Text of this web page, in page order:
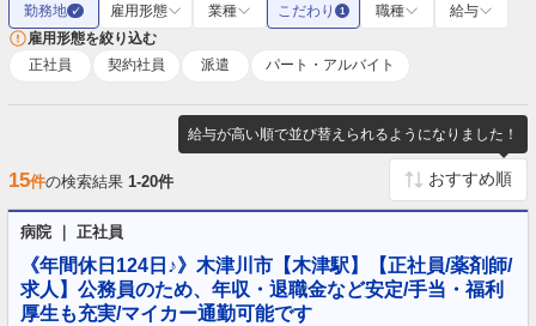
勤務地 ✓ 雇用形態 業種 こだわり 1 職種
給与
雇用形態を絞り込む
正社員
契約社員 派遣 パート・アルバイト
給与が高い順で並び替えられるようになりました！
15件の検索結果 1-20件
病院 ｜ 正社員
《年間休日124日♪》木津川市【木津駅】【正社員/薬剤師/
求人】公務員のため、年収・退職金など安定/手当・福利
厚生も充実/マイカー通勤可能です